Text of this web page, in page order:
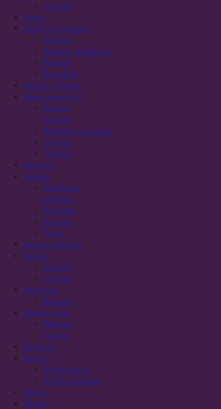
Tricouri
Fuste
Genti si accesorii
Borsete
Pachete de Martie
Pantofi
Portofele
Gulere si esarfe
Haine pentru el
Camasi
Jachete
Papioane si butoni
Sacouri
Tricouri
Hanorac
Jachete
Cardigane
Hanorac
Paltoane
Sacouri
Veste
Masca protectie
Palarii
Caciuli
Voalete
Pantaloni
Salopete
Pentru copii
Hainute
Jucarii
Reduceri
Rochii
Rochii de zi
Rochii elegante
Rucsac
Tenisi